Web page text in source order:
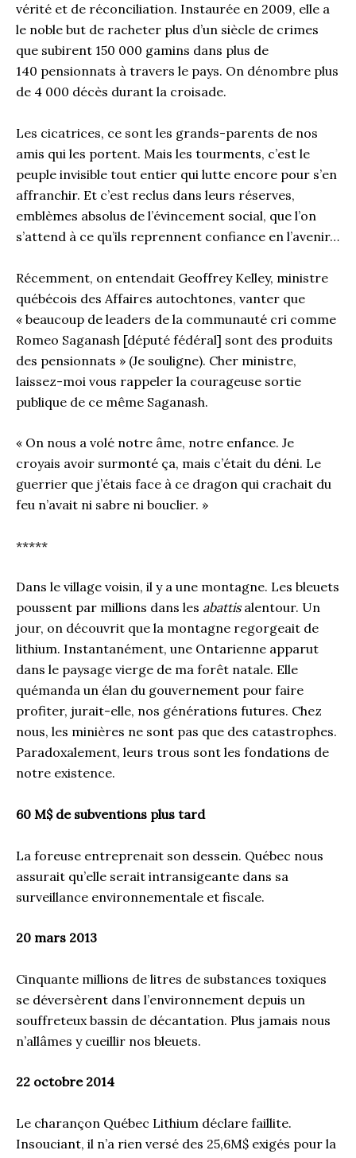
vérité et de réconciliation. Instaurée en 2009, elle a
le noble but de racheter plus d’un siècle de crimes
que subirent 150 000 gamins dans plus de
140 pensionnats à travers le pays. On dénombre plus
de 4 000 décès durant la croisade.
Les cicatrices, ce sont les grands-parents de nos
amis qui les portent. Mais les tourments, c’est le
peuple invisible tout entier qui lutte encore pour s’en
affranchir. Et c’est reclus dans leurs réserves,
emblèmes absolus de l’évincement social, que l’on
s’attend à ce qu’ils reprennent confiance en l’avenir…
Récemment, on entendait Geoffrey Kelley, ministre
québécois des Affaires autochtones, vanter que
« beaucoup de leaders de la communauté cri comme
Romeo Saganash [député fédéral] sont des produits
des pensionnats » (Je souligne). Cher ministre,
laissez-moi vous rappeler la courageuse sortie
publique de ce même Saganash.
« On nous a volé notre âme, notre enfance. Je
croyais avoir surmonté ça, mais c’était du déni. Le
guerrier que j’étais face à ce dragon qui crachait du
feu n’avait ni sabre ni bouclier. »
*****
Dans le village voisin, il y a une montagne. Les bleuets
poussent par millions dans les abattisalentour. Un
jour, on découvrit que la montagne regorgeait de
lithium. Instantanément, une Ontarienne apparut
dans le paysage vierge de ma forêt natale. Elle
quémanda un élan du gouvernement pour faire
profiter, jurait-elle, nos générations futures. Chez
nous, les minières ne sont pas que des catastrophes.
Paradoxalement, leurs trous sont les fondations de
notre existence.
60 M$ de subventions plus tard
La foreuse entreprenait son dessein. Québec nous
assurait qu’elle serait intransigeante dans sa
surveillance environnementale et fiscale.
20 mars 2013
Cinquante millions de litres de substances toxiques
se déversèrent dans l’environnement depuis un
souffreteux bassin de décantation. Plus jamais nous
n’allâmes y cueillir nos bleuets.
22 octobre 2014
Le charançon Québec Lithium déclare faillite.
Insouciant, il n’a rien versé des 25,6M$ exigés pour la